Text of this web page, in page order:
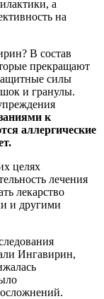
а
на
В состав
прекращают
силы
и гранулы.
к
аллергические
целях
лечения
лекарство
и другими
Ингавирин,
осложнений.